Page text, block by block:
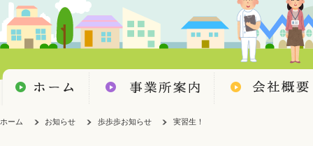
ホーム お知らせ 歩歩歩お知らせ 実習生！